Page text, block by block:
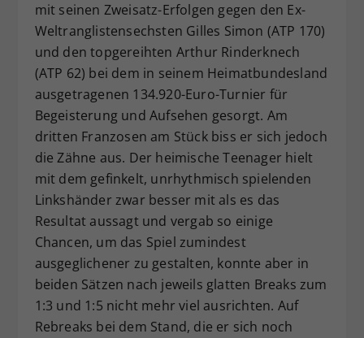
mit seinen Zweisatz-Erfolgen gegen den Ex-
Weltranglistensechsten Gilles Simon (ATP 170)
und den topgereihten Arthur Rinderknech
(ATP 62) bei dem in seinem Heimatbundesland
ausgetragenen 134.920-Euro-Turnier für
Begeisterung und Aufsehen gesorgt. Am
dritten Franzosen am Stück biss er sich jedoch
die Zähne aus. Der heimische Teenager hielt
mit dem gefinkelt, unrhythmisch spielenden
Linkshänder zwar besser mit als es das
Resultat aussagt und vergab so einige
Chancen, um das Spiel zumindest
ausgeglichener zu gestalten, konnte aber in
beiden Sätzen nach jeweils glatten Breaks zum
1:3 und 1:5 nicht mehr viel ausrichten. Auf
Rebreaks bei dem Stand, die er sich noch